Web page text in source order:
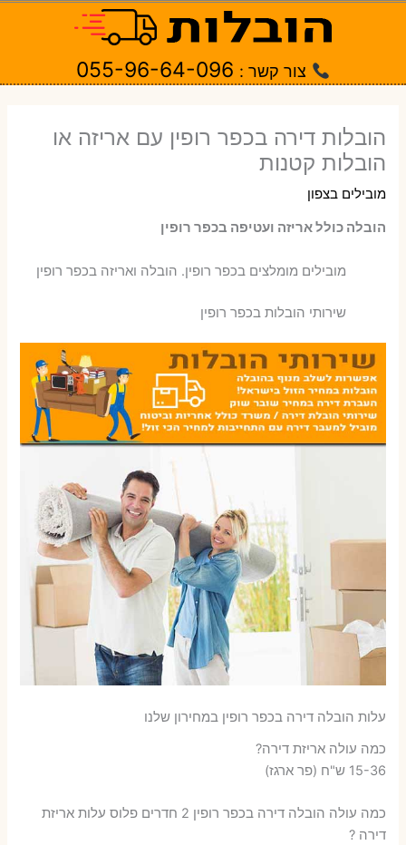
צור קשר : 055-96-64-096
הובלות דירה בכפר רופין עם אריזה או
הובלות קטנות
מובילים בצפון
הובלה כולל אריזה ועטיפה בכפר רופין
‫מובילים מומלצים בכפר רופין. הובלה ואריזה בכפר רופין
שירותי הובלות בכפר רופין
עלות הובלה דירה בכפר רופין במחירון שלנו
כמה עולה אריזת דירה​?
15-36 ש"ח (פר ארגז)
כמה עולה הובלה דירה בכפר רופין 2 חדרים פלוס עלות אריזת
דירה ?